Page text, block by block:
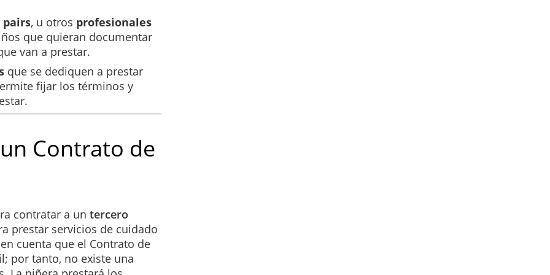
y razonable al Cliente para que éste se pueda organizar.
exacto o franja horaria en que tendrá lugar este Servicio de niñera, las Partes acuerdan respetar lo
TRATAR MENORES
mediante la firma de este Contrato, el Cliente autoriza al Cuidador para poder autorizar esta asistencia
de extrema urgencia en el que no hubiese tiempo para poder consultar a los padres. En el resto de
asistencia deberá ser expresamente autorizado, previamente y por escrito, por los padres o tutores
el Cuidador acepta y se compromete a cumplir con un deber de diligencia adecuado y razonable en la
debiendo tener en cuenta las circunstancias y características concretas de los niños a cuidar y
será plenamente responsable por toda negligencia que realice relacionada con el cuidado de los
pairs, u otros profesionales
que quieran documentar
van a prestar.
que se dediquen a prestar
fijar los términos y
Contrato de
contratar a un tercero
prestar servicios de cuidado
cuenta que el Contrato de
por tanto, no existe una